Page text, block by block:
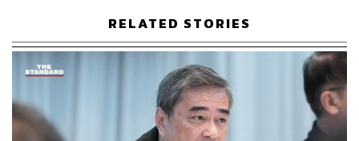
ประเทศไทย 15 กิโลเมตร แม่น้ำสายแห่งนี้เป็นแม่น้ำที่เป็น
พรมแดนทางธรรมชาติที่กั้นระหว่างประเทศไทยกับประเทศ
เมียนมา ต้นน้ำของแม่น้ำสายไหลมาจากเทือกเขาในรัฐฉาน
ประเทศเมียนมา ไหลเข้าสู่อำเภอแม่สาย จากนั้นแม่น้ำสายจะ
ไหลผ่านทะเลสาบ 2-3 แห่ง แล้วเปลี่ยนชื่อเป็นแม่น้ำรวก แล้ว
ก็ไหลลงสู่แม่น้ำโขงที่บริเวณสามเหลี่ยมทองคำ อำเภอ
เชียงแสน จังหวัดเชียงราย
RELATED STORIES